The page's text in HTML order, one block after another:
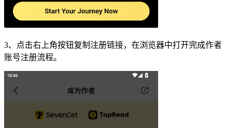
3、点击右上角按钮复制注册链接，在浏览器中打开完成作者
账号注册流程。